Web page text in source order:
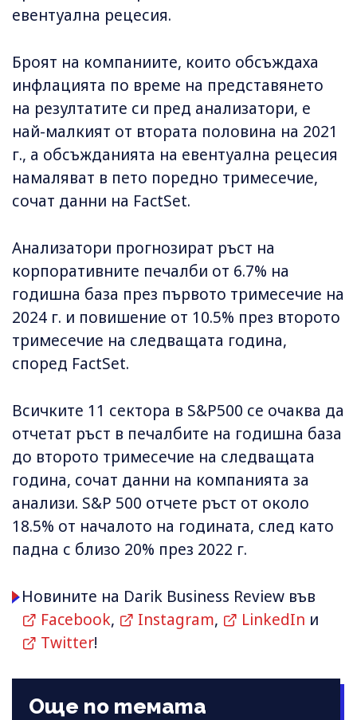
евентуална рецесия.
Броят на компаниите, които обсъждаха
инфлацията по време на представянето
на резултатите си пред анализатори, е
най-малкият от втората половина на 2021
г., а обсъжданията на евентуална рецесия
намаляват в пето поредно тримесечие,
сочат данни на FactSet.
Анализатори прогнозират ръст на
корпоративните печалби от 6.7% на
годишна база през първото тримесечие на
2024 г. и повишение от 10.5% през второто
тримесечие на следващата година,
според FactSet.
Всичките 11 сектора в S&P500 се очаква да
отчетат ръст в печалбите на годишна база
до второто тримесечие на следващата
година, сочат данни на компанията за
анализи. S&P 500 отчете ръст от около
18.5% от началото на годината, след като
падна с близо 20% през 2022 г.
Новините на Darik Business Review във
Facebook, Instagram, LinkedIn и
Twitter!
Още по темата